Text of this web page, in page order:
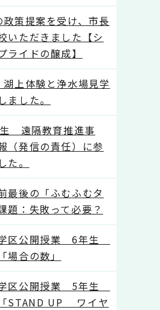
策提案を受け、市長
いただきました【シ
ライドの醸成】
上体験と浄水場見学
ました。
遠隔教育推進事
発信の責任）に参
た。
最後の「ふむふむタ
題：失敗って必要？
区公開授業 6年生
合の数」
区公開授業 5年生
STAND UP ワイヤ